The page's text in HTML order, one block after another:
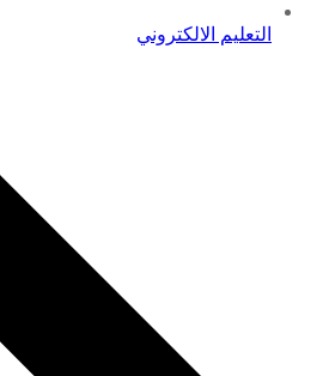
التعليم الالكتروني